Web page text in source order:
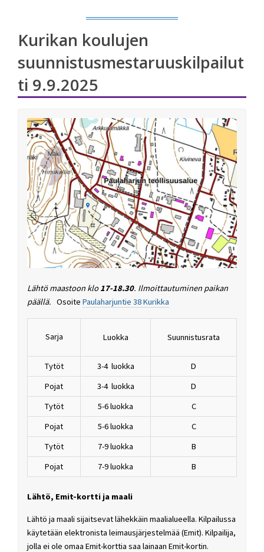
Kurikan koulujen
suunnistusmestaruuskilpailut
ti 9.9.2025
Lähtö maastoon klo17-18.30. Ilmoittautuminen paikan
päällä. Osoite Paulaharjuntie 38 Kurikka
Sarja Luokka Suunnistusrata
Tytöt 3-4 luokka
D
Pojat
3-4 luokka
D
Tytöt
5-6 luokka
C
Pojat
5-6 luokka
C
Tytöt
7-9 luokka
B
Pojat
7-9 luokka B
Lähtö, Emit-kortti ja maali
Lähtö ja maali sijaitsevat lähekkäin maalialueella. Kilpailussa
käytetään elektronista leimausjärjestelmää (Emit). Kilpailija,
jolla ei ole omaa Emit-korttia saa lainaan Emit-kortin.